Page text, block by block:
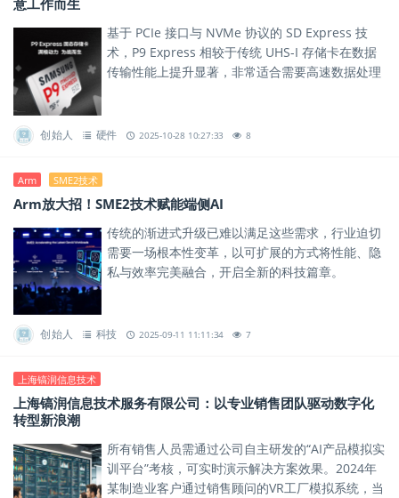
意工作而生
基于 PCIe 接口与 NVMe 协议的 SD Express 技
术，P9 Express 相较于传统 UHS-I 存储卡在数据
传输性能上提升显著，非常适合需要高速数据处理
创始人 硬件 2025-10-28 10:27:33 8
Arm SME2技术
Arm放大招！SME2技术赋能端侧AI
传统的渐进式升级已难以满足这些需求，行业迫切
需要一场根本性变革，以可扩展的方式将性能、隐
私与效率完美融合，开启全新的科技篇章。
创始人 科技 2025-09-11 11:11:34 7
上海镐润信息技术
上海镐润信息技术服务有限公司：以专业销售团队驱动数字化
转型新浪潮
所有销售人员需通过公司自主研发的“AI产品模拟实
训平台”考核，可实时演示解决方案效果。2024年
某制造业客户通过销售顾问的VR工厂模拟系统，当